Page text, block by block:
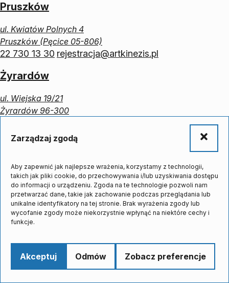
Zarządzaj zgodą
Aby zapewnić jak najlepsze wrażenia, korzystamy z technologii,
takich jak pliki cookie, do przechowywania i/lub uzyskiwania dostępu
do informacji o urządzeniu. Zgoda na te technologie pozwoli nam
przetwarzać dane, takie jak zachowanie podczas przeglądania lub
unikalne identyfikatory na tej stronie. Brak wyrażenia zgody lub
wycofanie zgody może niekorzystnie wpłynąć na niektóre cechy i
funkcje.
Akceptuj Odmów Zobacz preferencje
Pruszków
ul. Kwiatów Polnych 4
Pruszków (Pęcice 05-806)
22 730 13 30 rejestracja@artkinezis.pl
Żyrardów
ul. Wiejska 19/21
Żyrardów 96-300
rejestracja_zyrardow@artkinezis.pl
Wszystkie prawa zastrzeżone © 2026 Artkinezis